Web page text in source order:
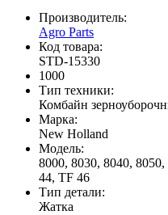
Производитель:
Agro Parts
Код товара:
STD-15330
1000
Тип техники:
Комбайн
Марка:
New Holland
Модель:
8000, 8030, 8040,
44, TF 46
Тип детали:
Жатка